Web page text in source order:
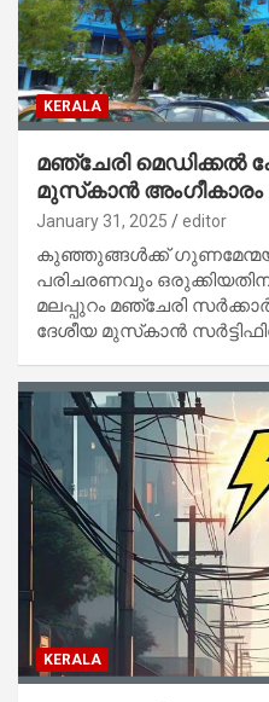
KERALA
മഞ്ചേരി മെഡിക്കല്‍
മുസ്‌കാന്‍ അംഗീകാരം
January 31, 2025 editor
കുഞ്ഞുങ്ങള്‍ക്ക്
പരിചരണവും
മലപ്പുറം മഞ്ചേരി
ദേശീയ മുസ്‌കാന്‍
KERALA